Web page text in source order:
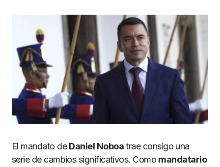
El mandato deDaniel Noboatrae consigo una
serie de cambios significativos. Como mandatario